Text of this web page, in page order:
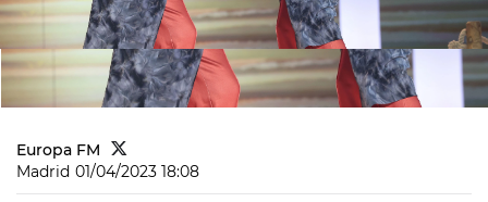
Europa FM
Madrid 01/04/2023 18:08